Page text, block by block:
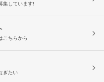
集しています!
こちらから
ぎたい